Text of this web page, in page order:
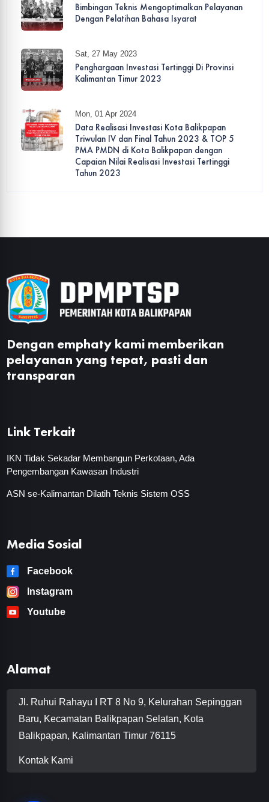
Bimbingan Teknis Mengoptimalkan Pelayanan
Dengan Pelatihan Bahasa Isyarat
Sat, 27 May 2023
Penghargaan Investasi Tertinggi Di Provinsi
Kalimantan Timur 2023
Mon, 01 Apr 2024
Data Realisasi Investasi Kota Balikpapan
Triwulan IV dan Final Tahun 2023 & TOP 5
PMA PMDN di Kota Balikpapan dengan
Capaian Nilai Realisasi Investasi Tertinggi
Tahun 2023
Dengan emphaty kami memberikan
pelayanan yang tepat, pasti dan
transparan
Link Terkait
IKN Tidak Sekadar Membangun Perkotaan, Ada
Pengembangan Kawasan Industri
ASN se-Kalimantan Dilatih Teknis Sistem OSS
Media Sosial
Facebook
Instagram
Youtube
Alamat
Jl. Ruhui Rahayu I RT 8 No 9, Kelurahan Sepinggan
Baru, Kecamatan Balikpapan Selatan, Kota
Balikpapan, Kalimantan Timur 76115
Kontak Kami